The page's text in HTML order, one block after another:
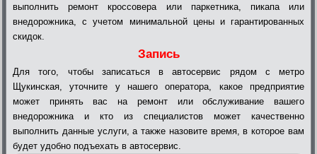
выполнить ремонт кроссовера или паркетника, пикапа или
внедорожника, с учетом минимальной цены и гарантированных
скидок.
Запись
Для того, чтобы записаться в автосервис рядом с метро
Щукинская, уточните у нашего оператора, какое предприятие
может принять вас на ремонт или обслуживание вашего
внедорожника и кто из специалистов может качественно
выполнить данные услуги, а также назовите время, в которое вам
будет удобно подъехать в автосервис.